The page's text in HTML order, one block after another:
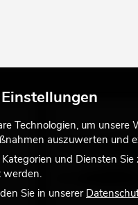
Technologien, um
auszuwerten und
und Diensten
werden.
Sie in unserer